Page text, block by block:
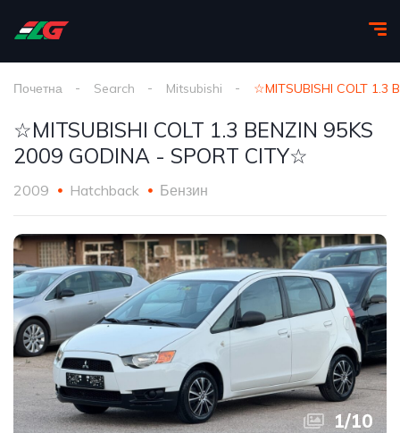
Почетна Search Mitsubishi ☆MITSUBISHI COLT 1.3
☆MITSUBISHI COLT 1.3 BENZIN 95KS
2009 GODINA - SPORT CITY☆
2009 Hatchback Бензин
1/10